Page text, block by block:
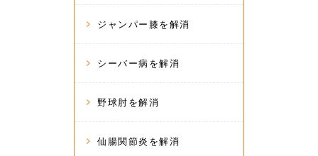
ジャンパー膝を解消
シーバー病を解消
野球肘を解消
仙腸関節炎を解消